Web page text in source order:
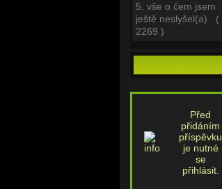
5. vše o čem jsem
ještě neslyšel(a) (
2269 )
Před
přidáním
příspěvku
je nutné
se
přihlásit.